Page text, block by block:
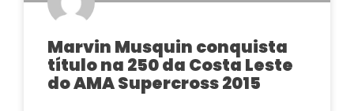
Marvin Musquin conquista
título na 250 da Costa Leste
do AMA Supercross 2015